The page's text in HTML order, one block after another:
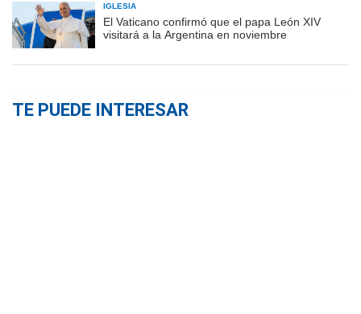
IGLESIA
El Vaticano confirmó que el papa León XIV
visitará a la Argentina en noviembre
TE PUEDE INTERESAR